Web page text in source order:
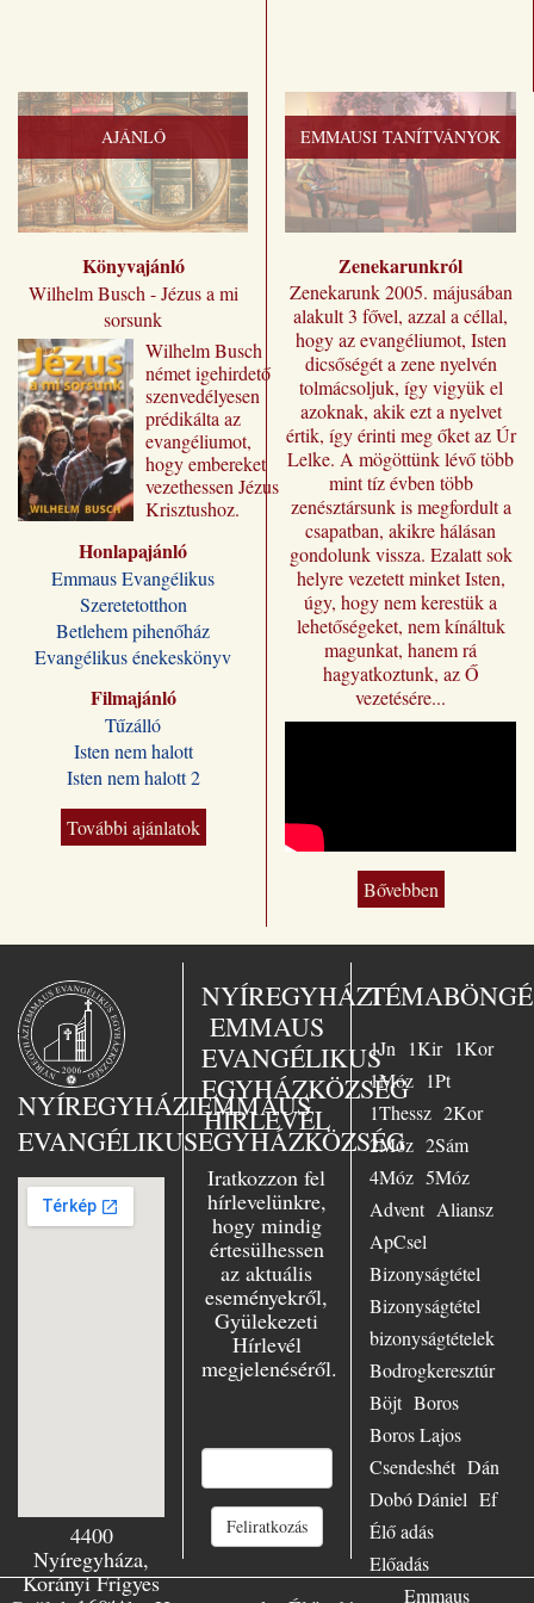
AJÁNLÓ
Könyvajánló
Wilhelm Busch - Jézus a mi
sorsunk
Wilhelm ​Busch
német igehirdető
szenvedélyesen
prédikálta az
evangéliumot,
hogy embereket
vezethessen Jézus
Krisztushoz.
„Jézus a mi
sorsunk” címmel
jutnak el a magyar
olvasóhoz, a
fordításban is
megőrizve eredeti
formájukat,
stílusukat.
Kívánjuk, hogy
Wilhelm Busch
előadássorozata
ilyen módon is
sokakat segítsen a
Jézus Krisztus
magyar kiadó
„Jézus a mi
sorsunk” – ezt
választotta Busch
lelkész az 1958-
ban Essenben
tartott nagy
evangélizáció fő
témájául. Nagy
örömmel szolgált
Essenben, mint
ifjúsági lelkész,
azonkívül az
evangélium
szenvedélyes
hirdetőjeként
minduntalan úton
volt. Számtalan
előadásban hívta
hallgatóit Jézushoz
világszerte.
Mennyire örült,
amikor az emberek
csak úgy
özönlöttek
előadásaira, hogy
Honlapajánló
Emmaus Evangélikus
Szeretetotthon
Betlehem pihenőház
Evangélikus énekeskönyv
Filmajánló
Tűzálló
Isten nem halott
Isten nem halott 2
További ajánlatok
EMMAUSI TANÍTVÁNYOK
Zenekarunkról
Zenekarunk 2005. májusában
alakult 3 fővel, azzal a céllal,
hogy az evangéliumot, Isten
dicsőségét a zene nyelvén
tolmácsoljuk, így vigyük el
azoknak, akik ezt a nyelvet
értik, így érinti meg őket az Úr
Lelke. A mögöttünk lévő több
mint tíz évben több
zenésztársunk is megfordult a
csapatban, akikre hálásan
gondolunk vissza. Ezalatt sok
helyre vezetett minket Isten,
úgy, hogy nem kerestük a
lehetőségeket, nem kínáltuk
magunkat, hanem rá
hagyatkoztunk, az Ő
vezetésére...
Bővebben
NYÍREGYHÁZIEMMAUS
EVANGÉLIKUSEGYHÁZKÖZSÉG
4400
Nyíregyháza,
Korányi Frigyes
NYÍREGYHÁZI
EMMAUS
EVANGÉLIKUS
EGYHÁZKÖZSÉG
HÍRLEVÉL
Iratkozzon fel
hírlevelünkre,
hogy mindig
értesülhessen
az aktuális
eseményekről,
Gyülekezeti
Hírlevél
megjelenéséről.
Feliratkozás
1Jn 1Kir 1Kor
1Móz 1Pt
1Thessz 2Kor
2Móz 2Sám
4Móz 5Móz
Advent Aliansz
ApCsel
Bizonyságtétel
Bizonyságtétel
bizonyságtételek
Bodrogkeresztúr
Böjt Boros
Boros Lajos
Csendeshét Dán
Dobó Dániel Ef
Élő adás
Előadás
Emmaus